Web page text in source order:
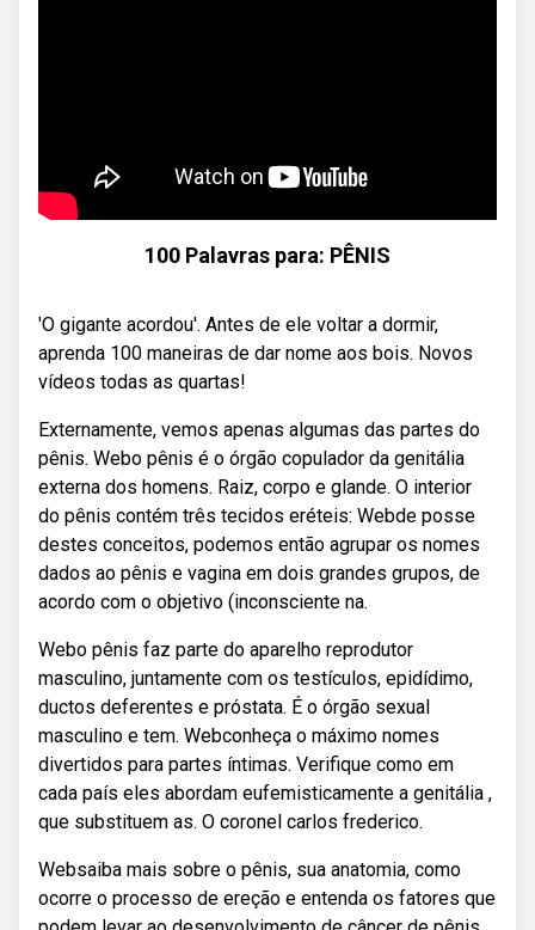
100 Palavras para: PÊNIS
'O gigante acordou'. Antes de ele voltar a dormir,
aprenda 100 maneiras de dar nome aos bois. Novos
vídeos todas as quartas!
Externamente, vemos apenas algumas das partes do
pênis. Webo pênis é o órgão copulador da genitália
externa dos homens. Raiz, corpo e glande. O interior
do pênis contém três tecidos eréteis: Webde posse
destes conceitos, podemos então agrupar os nomes
dados ao pênis e vagina em dois grandes grupos, de
acordo com o objetivo (inconsciente na.
Webo pênis faz parte do aparelho reprodutor
masculino, juntamente com os testículos, epidídimo,
ductos deferentes e próstata. É o órgão sexual
masculino e tem. Webconheça o máximo nomes
divertidos para partes íntimas. Verifique como em
cada país eles abordam eufemisticamente a genitália ,
que substituem as. O coronel carlos frederico.
Websaiba mais sobre o pênis, sua anatomia, como
ocorre o processo de ereção e entenda os fatores que